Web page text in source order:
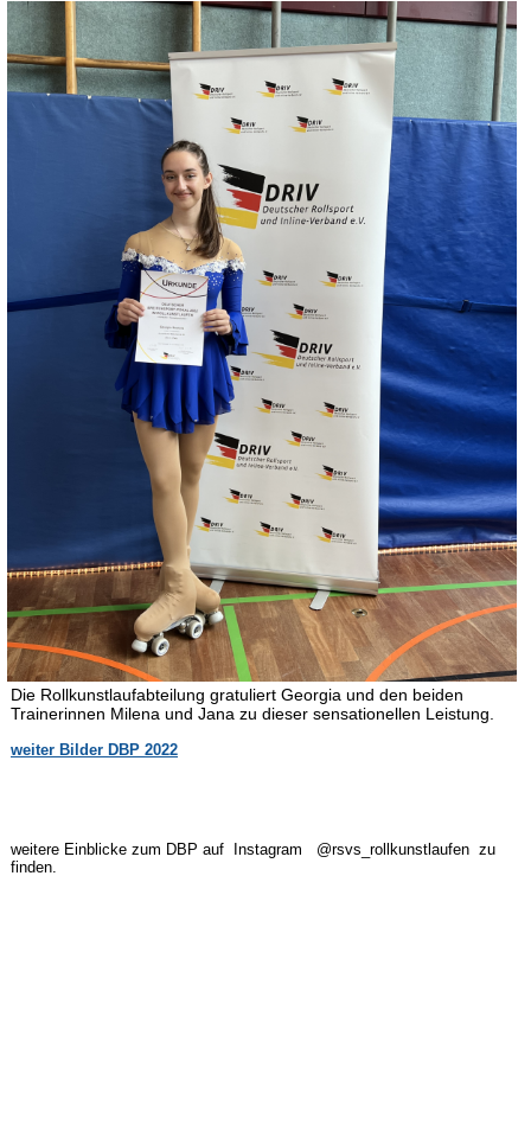
Die Rollkunstlaufabteilung gratuliert Georgia und den beiden
Trainerinnen Milena und Jana zu dieser sensationellen Leistung.
weiter Bilder DBP 2022
weitere Einblicke zum DBP auf Instagram @rsvs_rollkunstlaufen zu
finden.